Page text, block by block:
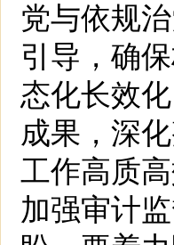
党与依规
引导，确
态化长效
成果，深
工作高质
加强审计